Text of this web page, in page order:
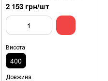
2 153 грн/шт
Висота
400
Довжина